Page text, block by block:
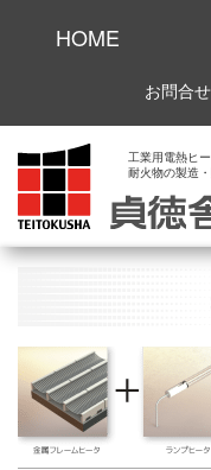
HOME
お問合せ
工業用電熱ヒ
耐火物の製造